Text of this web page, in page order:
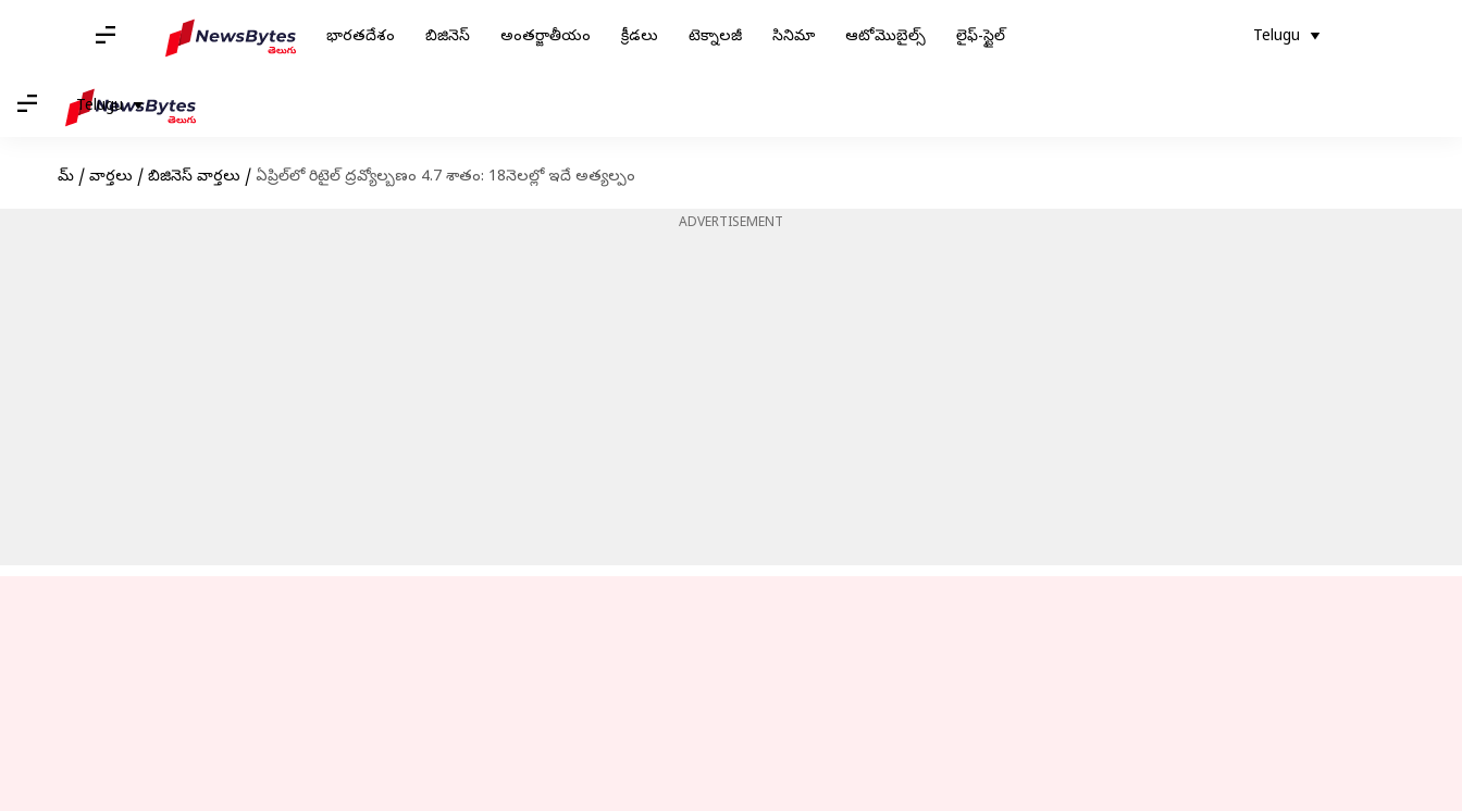
భారతదేశం బిజినెస్ అంతర్జాతీయం క్రీడలు టెక్నాలజీ సినిమా ఆటోమొబైల్స్ లైఫ్-స్టైల్ Telugu
Telugu
హోమ్ / వార్తలు / బిజినెస్ వార్తలు / ఏప్రిల్‌లో రిటైల్ ద్రవ్యోల్బణం 4.7 శాతం: 18నెలల్లో ఇదే అత్యల్పం
ADVERTISEMENT